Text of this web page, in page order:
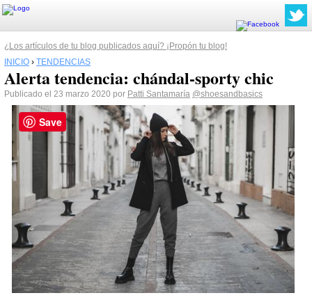
¿Los artículos de tu blog publicados aquí? ¡Propón tu blog!
INICIO › TENDENCIAS
Alerta tendencia: chándal-sporty chic
Publicado el 23 marzo 2020 por Patti Santamaría @shoesandbasics
Save